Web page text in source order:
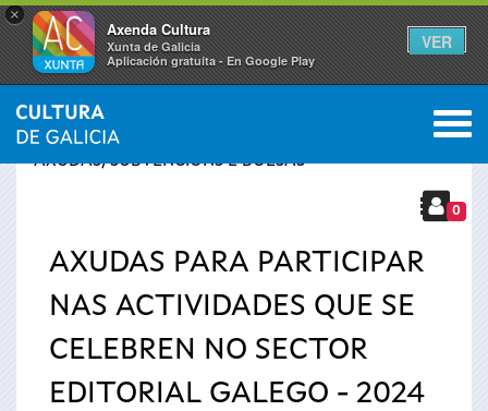
×
Axenda Cultura
Xunta de Galicia
Aplicación gratuíta - En Google Play
VER
Vostede
aquí
INICIO › SERVIZOS
AXUDAS, SUBVENCIÓNS E BOLSAS
0
AXUDAS PARA PARTICIPAR
NAS ACTIVIDADES QUE SE
CELEBREN NO SECTOR
EDITORIAL GALEGO - 2024